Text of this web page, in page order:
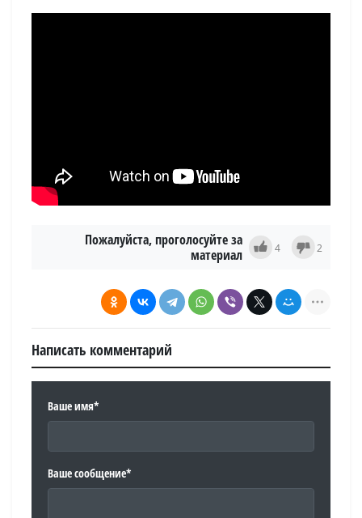
Пожалуйста, проголосуйте за
материал
4 2
Написать комментарий
Ваше имя*
Ваше сообщение*